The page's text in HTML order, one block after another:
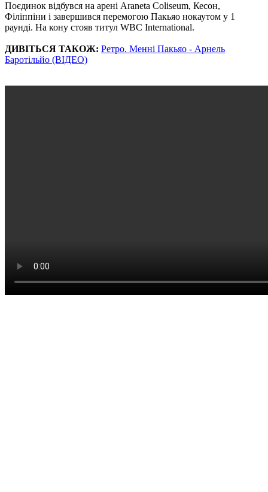
Поєдинок відбувся на арені Araneta Coliseum, Кесон,
Філіппіни і завершився перемогою Пакьяо нокаутом у 1
раунді. На кону стояв титул WBC International.
ДИВІТЬСЯ ТАКОЖ: Ретро. Менні Пакьяо - Арнель
Баротільйо (ВІДЕО)